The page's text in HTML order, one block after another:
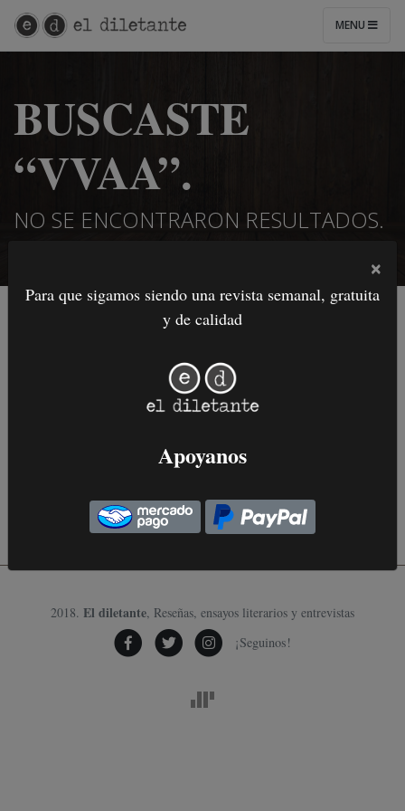
MENU
BUSCASTE
“VVAA”.
NO SE ENCONTRARON RESULTADOS.
¡Intentá con otra búsqueda!
2018. El diletante, Reseñas, ensayos literarios y entrevistas
¡Seguinos!
×
Para que sigamos siendo una revista semanal, gratuita
y de calidad
Apoyanos